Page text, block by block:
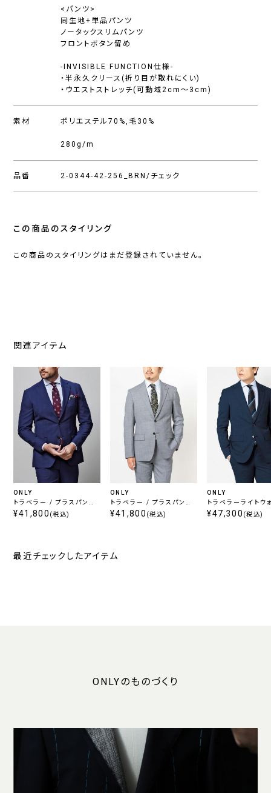
<パンツ>
同生地+単品パンツ
ノータックスリムパンツ
フロントボタン留め
-INVISIBLE FUNCTION仕様-
・半永久クリース(折り目が取れにくい)
・ウエストストレッチ(可動域2cm〜3cm)
素材 ポリエステル70%,毛30%
280g/m
品番 2-0344-42-256_BRN/チェック
この商品のスタイリング
この商品のスタイリングはまだ登録されていません。
関連アイテム
ONLY
トラベラー / プラスパンツ
セット ネイビーヘリンボー
¥41,800 (税込)
ONLY
トラベラー / プラスパンツ
セット ライトグレー
¥41,800 (税込)
ONLY
トラベラーライトウ
/ プラスパンツセッ
¥47,300 (税込)
最近チェックしたアイテム
ONLYのものづくり